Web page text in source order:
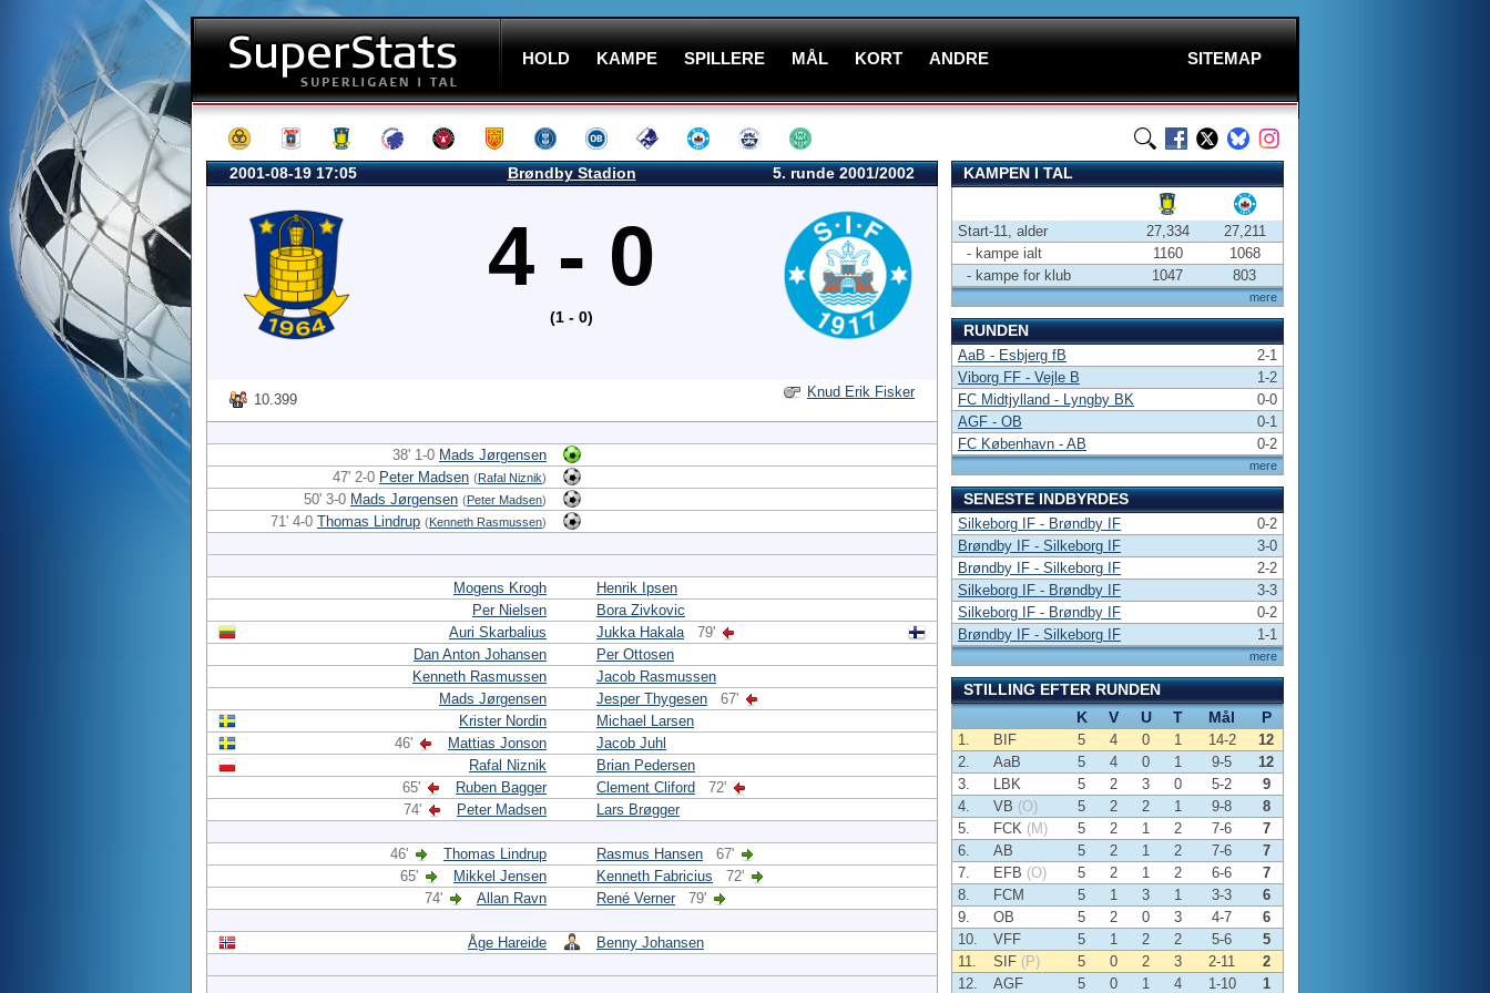
HOLD KAMPE SPILLERE MÅL KORT ANDRE SITEMAP
2001-08-19 17:05 Brøndby Stadion 5. runde 2001/2002
4 - 0
(1 - 0)
10.399 Knud Erik Fisker
38' 1-0 Mads Jørgensen
47' 2-0 Peter Madsen (Rafal Niznik)
50' 3-0 Mads Jørgensen (Peter Madsen)
71' 4-0 Thomas Lindrup (Kenneth Rasmussen)
Mogens Krogh
Henrik Ipsen
Per Nielsen
Bora Zivkovic
Auri Skarbalius
Jukka Hakala
79'
Dan Anton Johansen
Per Ottosen
Kenneth Rasmussen
Jacob Rasmussen
Mads Jørgensen
Jesper Thygesen
67'
Krister Nordin
Michael Larsen
46'
Mattias Jonson
Jacob Juhl
Rafal Niznik
Brian Pedersen
65'
Ruben Bagger Clement Cliford
72'
74'
Peter Madsen Lars Brøgger
46' Thomas Lindrup Rasmus Hansen
67'
65'
Mikkel Jensen Kenneth Fabricius
72'
74'
Allan Ravn René Verner 79'
Åge Hareide Benny Johansen
KAMPEN I TAL
mere
Start-11, alder 27,334
27,211
- kampe ialt
1160
1068
- kampe for klub
1047 803
RUNDEN
mere
AaB - Esbjerg fB
2-1
Viborg FF - Vejle B
1-2
FC Midtjylland - Lyngby BK
0-0
AGF - OB
0-1
FC København - AB
0-2
SENESTE INDBYRDES
mere
Silkeborg IF - Brøndby IF
0-2
Brøndby IF - Silkeborg IF
3-0
Brøndby IF - Silkeborg IF
2-2
Silkeborg IF - Brøndby IF
3-3
Silkeborg IF - Brøndby IF
0-2
Brøndby IF - Silkeborg IF
1-1
STILLING EFTER RUNDEN
K
V U T Mål P
1. BIF 5 4 0 1 14-2
12
2.
AaB 5 4 0 1 9-5
12
3.
LBK 5 2 3 0 5-2
9
4.
VB (O) 5 2 2 1 9-8
8
5.
FCK (M) 5 2 1 2 7-6
7
6.
AB 5 2 1 2 7-6
7
7.
EFB (O) 5 2 1 2 6-6
7
8.
FCM 5 1 3 1 3-3
6
9.
OB 5 2 0 3 4-7
6
10.
VFF 5 1 2 2 5-6
5
11.
SIF (P) 5 0 2 3 2-11
2
12.
AGF 5 0 1 4 1-10 1